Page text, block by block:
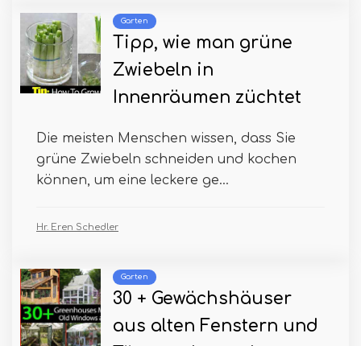
Garten
Tipp, wie man grüne
Zwiebeln in
Innenräumen züchtet
Die meisten Menschen wissen, dass Sie
grüne Zwiebeln schneiden und kochen
können, um eine leckere ge...
Hr. Eren Schedler
Garten
30 + Gewächshäuser
aus alten Fenstern und